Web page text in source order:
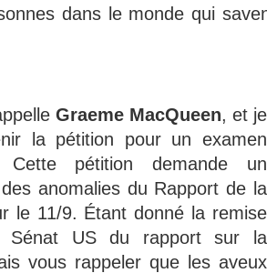
dans le monde qui
Graeme MacQueen, et je
la pétition pour un examen
Cette pétition demande un
anomalies du Rapport de la
le 11/9. Étant donné la remise
Sénat US du rapport sur la
vous rappeler que les aveux